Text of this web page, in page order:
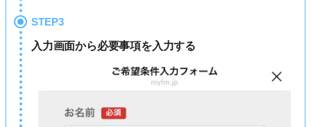
STEP3
入力画面から必要事項を入力する